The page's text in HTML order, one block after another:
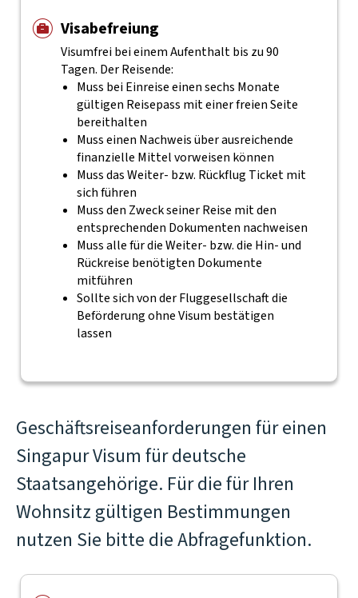
Visabefreiung
Visumfrei bei einem Aufenthalt bis zu 90
Tagen. Der Reisende:
Muss bei Einreise einen sechs Monate
gültigen Reisepass mit einer freien Seite
bereithalten
Muss einen Nachweis über ausreichende
finanzielle Mittel vorweisen können
Muss das Weiter- bzw. Rückflug Ticket mit
sich führen
Muss den Zweck seiner Reise mit den
entsprechenden Dokumenten nachweisen
Muss alle für die Weiter- bzw. die Hin- und
Rückreise benötigten Dokumente
mitführen
Sollte sich von der Fluggesellschaft die
Beförderung ohne Visum bestätigen
lassen
Geschäftsreiseanforderungen für einen
Singapur Visum für deutsche
Staatsangehörige. Für die für Ihren
Wohnsitz gültigen Bestimmungen
nutzen Sie bitte die Abfragefunktion.